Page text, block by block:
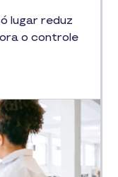
lugar reduz
o controle